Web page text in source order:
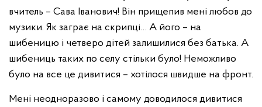
вчитель – Сава Іванович! Він прищепив мені любов до
музики. Як заграє на скрипці… А його – на
шибеницю і четверо дітей залишилися без батька. А
шибениць таких по селу стільки було! Неможливо
було на все це дивитися – хотілося швидше на фронт.
Мені неодноразово і самому доводилося дивитися